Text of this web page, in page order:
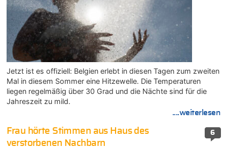
Jetzt ist es offiziell: Belgien erlebt in diesen Tagen zum zweiten
Mal in diesem Sommer eine Hitzewelle. Die Temperaturen
liegen regelmäßig über 30 Grad und die Nächte sind für die
Jahreszeit zu mild.
....weiterlesen
6
Frau hörte Stimmen aus Haus des
verstorbenen Nachbarn